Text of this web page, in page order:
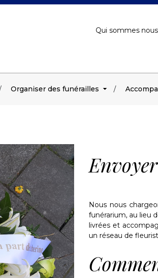
Qui sommes
Organiser des funérailles
Nous nous
funérarium, au lieu
livrées et
un réseau de